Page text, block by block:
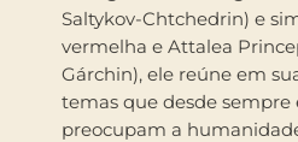
Saltykov-Chtchedrin) e
vermelha e Attalea
Gárchin), ele reúne em
temas que desde
preocupam a